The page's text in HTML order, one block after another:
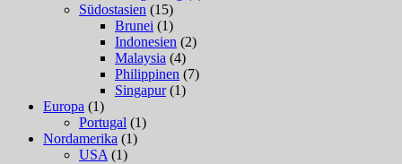
Südostasien (15)
Brunei (1)
Indonesien (2)
Malaysia (4)
Philippinen (7)
Singapur(1)
Europa (1)
Portugal (1)
Nordamerika (1)
USA (1)